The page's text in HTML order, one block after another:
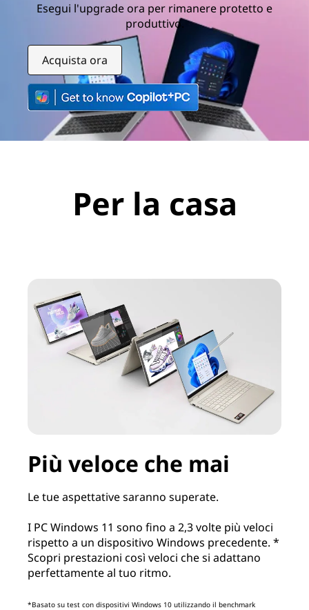
Esegui l'upgrade ora per rimanere protetto e
produttivo.
Acquista ora
Per la casa
Più veloce che mai
Le tue aspettative saranno superate.
I PC Windows 11 sono fino a 2,3 volte più veloci
rispetto a un dispositivo Windows precedente. *
Scopri prestazioni così veloci che si adattano
perfettamente al tuo ritmo.
*Basato su test con dispositivi Windows 10 utilizzando il benchmark